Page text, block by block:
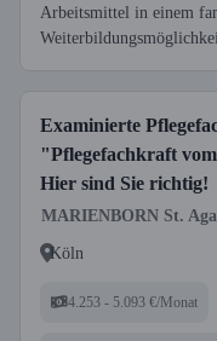
Arbeitsmittel in einem
Examinierte
"Pflegefachkraft
Hier sind Sie richtig!
MARIENBORN St.
Köln
4.253 - 5.093 €/Monat